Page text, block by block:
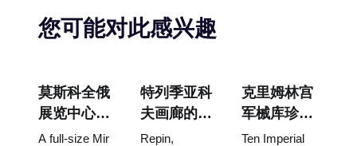
您可能对此感兴趣
莫斯科全俄
展览中心
“宇宙馆”：
A full-size Mir
特列季亚科
夫画廊的杰
作：值得为
Repin,
克里姆林宫
军械库珍
宝：法贝热
Ten Imperial